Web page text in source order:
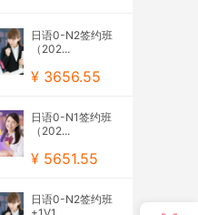
日语0-N2签约班
（202...
¥ 3656.55
日语0-N1签约班
（202...
¥ 5651.55
日语0-N2签约班